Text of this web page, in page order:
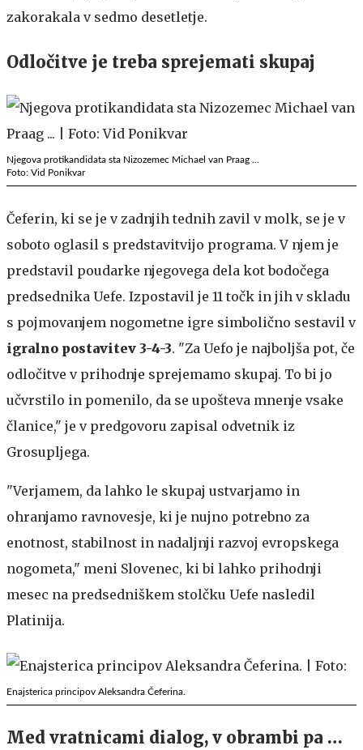
zakorakala v sedmo desetletje.
Odločitve je treba sprejemati skupaj
Njegova protikandidata sta Nizozemec Michael van Praag ...
Foto: Vid Ponikvar
Čeferin, ki se je v zadnjih tednih zavil v molk, se je v
soboto oglasil s predstavitvijo programa. V njem je
predstavil poudarke njegovega dela kot bodočega
predsednika Uefe. Izpostavil je 11 točk in jih v skladu
s pojmovanjem nogometne igre simbolično sestavil v
igralno postavitev 3-4-3. "Za Uefo je najboljša pot, če
odločitve v prihodnje sprejemamo skupaj. To bi jo
učvrstilo in pomenilo, da se upošteva mnenje vsake
članice," je v predgovoru zapisal odvetnik iz
Grosupljega.
"Verjamem, da lahko le skupaj ustvarjamo in
ohranjamo ravnovesje, ki je nujno potrebno za
enotnost, stabilnost in nadaljnji razvoj evropskega
nogometa," meni Slovenec, ki bi lahko prihodnji
mesec na predsedniškem stolčku Uefe nasledil
Platinija.
Enajsterica principov Aleksandra Čeferina.
Med vratnicami dialog, v obrambi pa …